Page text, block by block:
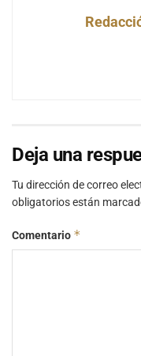
Deja una
Tu dirección de correo
obligatorios están
Comentario *